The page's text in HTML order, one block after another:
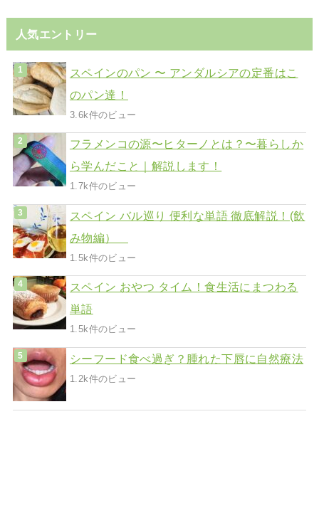
人気エントリー
スペインのパン 〜 アンダルシアの定番はこ
のパン達！
3.6k件のビュー
フラメンコの源〜ヒターノとは？〜暮らしか
ら学んだこと｜解説します！
1.7k件のビュー
スペイン バル巡り 便利な単語 徹底解説！(飲
み物編）
1.5k件のビュー
スペイン おやつ タイム！食生活にまつわる
単語
1.5k件のビュー
シーフード食べ過ぎ？腫れた下唇に自然療法
1.2k件のビュー